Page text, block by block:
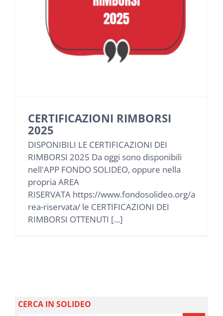
NEWS
INIZIATIVE
AREA RISERVATA AZIENDE
CERTIFICAZIONI RIMBORSI
2025
DISPONIBILI LE CERTIFICAZIONI DEI
RIMBORSI 2025 Da oggi sono disponibili
nell'APP FONDO SOLIDEO, oppure nella
propria AREA
RISERVATA https://www.fondosolideo.org/a
rea-riservata/ le CERTIFICAZIONI DEI
RIMBORSI OTTENUTI [...]
CERCA IN SOLIDEO